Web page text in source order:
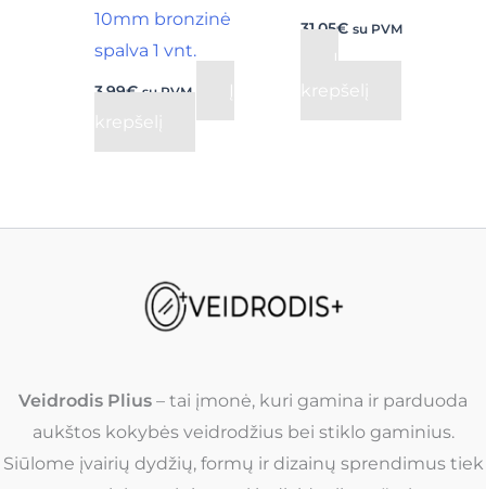
10mm bronzinė
spalva 1 vnt.
3,99€ su PVM
Į
krepšelį
31,05€ su PVM
Į
krepšelį
Veidrodis Plius – tai įmonė, kuri gamina ir parduoda
aukštos kokybės veidrodžius bei stiklo gaminius.
Siūlome įvairių dydžių, formų ir dizainų sprendimus tiek